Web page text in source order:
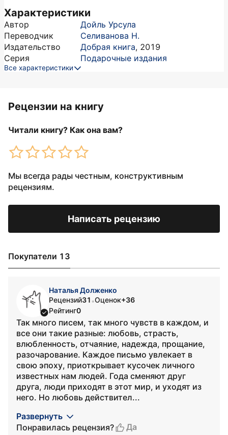
Характеристики
Автор
Дойль Урсула
Переводчик
Селиванова Н.
Издательство
Добрая книга, 2019
Серия
Подарочные издания
Все характеристики
Рецензии на книгу
Читали книгу? Как она вам?
Мы всегда рады честным, конструктивным
рецензиям.
Написать рецензию
Покупатели 13
Наталья Долженко
Рецензий31 •Оценок+36
Рейтинг0
Так много писем, так много чувств в каждом, и
все они такие разные: любовь, страсть,
влюбленность, отчаяние, надежда, прощание,
разочарование. Каждое письмо увлекает в
свою эпоху, приоткрывает кусочек личного
известных нам людей. Года сменяют друг
друга, люди приходят в этот мир, и уходят из
него. Но любовь действител...
Развернуть
Понравилась рецензия?
Да